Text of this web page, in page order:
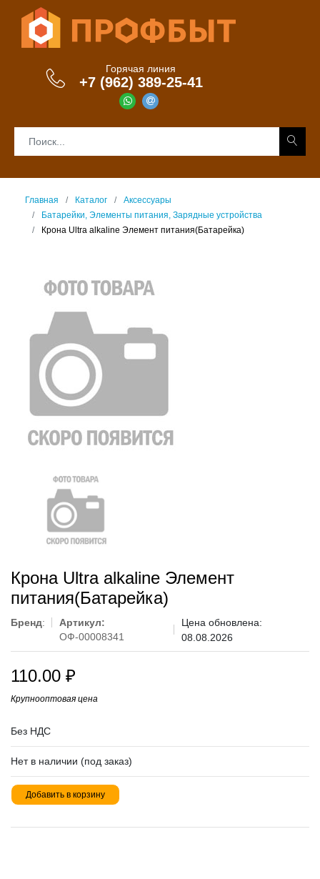
Горячая линия
+7 (962) 389-25-41
Главная Каталог
Аксессуары
Батарейки, Элементы питания, Зарядные устройства
Крона Ultra alkaline Элемент питания(Батарейка)
Крона Ultra alkaline Элемент
питания(Батарейка)
Бренд:
Артикул:
ОФ-00008341
Цена обновлена:
08.08.2026
110.00 ₽
Крупнооптовая цена
Без НДС
Нет в наличии (под заказ)
Добавить в корзину